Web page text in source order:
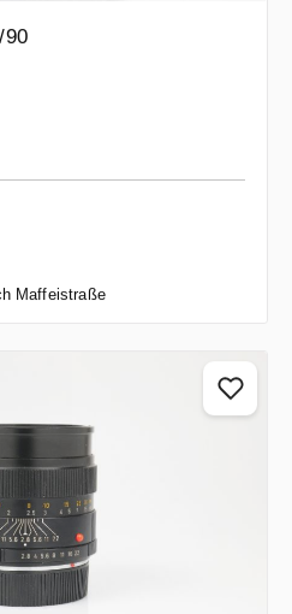
90
Maffeistraße